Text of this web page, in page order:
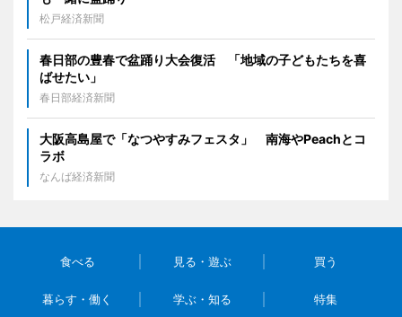
松戸経済新聞
春日部の豊春で盆踊り大会復活 「地域の子どもたちを喜
ばせたい」
春日部経済新聞
大阪高島屋で「なつやすみフェスタ」 南海やPeachとコ
ラボ
なんば経済新聞
食べる 見る・遊ぶ 買う
暮らす・働く 学ぶ・知る 特集